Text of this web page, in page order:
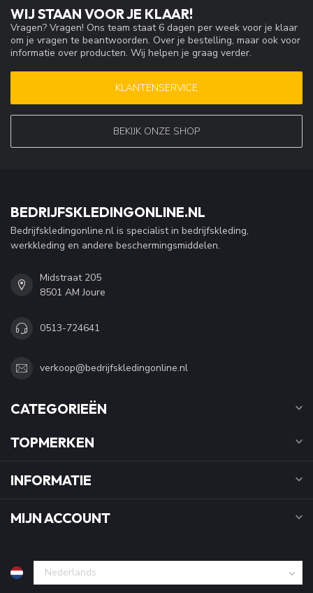
WIJ STAAN VOOR JE KLAAR!
Vragen? Vragen! Ons team staat 6 dagen per week voor je klaar
om je vragen te beantwoorden. Over je bestelling, maar ook voor
informatie over producten. Wij helpen je graag verder.
KLANTENSERVICE
BEKIJK ONZE SHOP
BEDRIJFSKLEDINGONLINE.NL
Bedrijfskledingonline.nl is specialist in bedrijfskleding,
werkkleding en andere beschermingsmiddelen.
Midstraat 205
8501 AM Joure
0513-724641
verkoop@bedrijfskledingonline.nl
CATEGORIEËN
TOPMERKEN
INFORMATIE
MIJN ACCOUNT